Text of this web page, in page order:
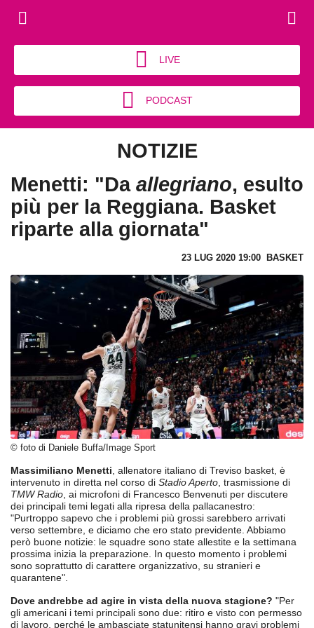
LIVE
PODCAST
NOTIZIE
Menetti: "Da allegriano, esulto
più per la Reggiana. Basket
riparte alla giornata"
23 LUG 2020 19:00 BASKET
© foto di Daniele Buffa/Image Sport
Massimiliano Menetti, allenatore italiano di Treviso basket, è
intervenuto in diretta nel corso di Stadio Aperto, trasmissione di
TMW Radio, ai microfoni di Francesco Benvenuti per discutere
dei principali temi legati alla ripresa della pallacanestro:
"Purtroppo sapevo che i problemi più grossi sarebbero arrivati
verso settembre, e diciamo che ero stato previdente. Abbiamo
però buone notizie: le squadre sono state allestite e la settimana
prossima inizia la preparazione. In questo momento i problemi
sono soprattutto di carattere organizzativo, su stranieri e
quarantene".
Dove andrebbe ad agire in vista della nuova stagione? "Per
gli americani i temi principali sono due: ritiro e visto con permesso
di lavoro, perché le ambasciate statunitensi hanno gravi problemi